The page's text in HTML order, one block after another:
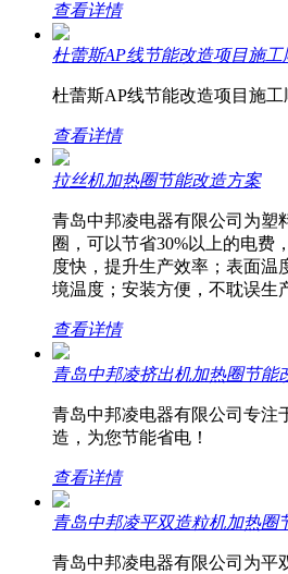
查看详情
杜蕾斯AP线节能改造项目施工
杜蕾斯AP线节能改造项目施
查看详情
拉丝机加热圈节能改造方案
青岛中邦凌电器有限公司为塑
圈，可以节省30%以上的电费
度快，提升生产效率；表面温
境温度；安装方便，不耽误生
查看详情
青岛中邦凌挤出机加热圈节能
青岛中邦凌电器有限公司专注
造，为您节能省电！
查看详情
青岛中邦凌平双造粒机加热圈
青岛中邦凌电器有限公司为平